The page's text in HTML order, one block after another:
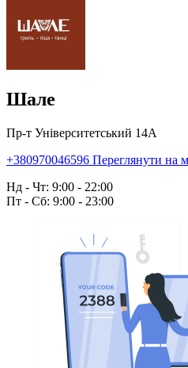
Шале
Пр-т Університетський 14А
+380970046596 Переглянути на
Нд - Чт: 9:00 - 22:00
Пт - Сб: 9:00 - 23:00